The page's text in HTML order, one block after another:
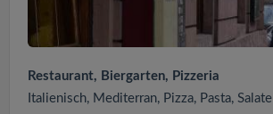
Restaurant, Biergarten, Pizzeria
Italienisch, Mediterran, Pizza, Pasta, Salate